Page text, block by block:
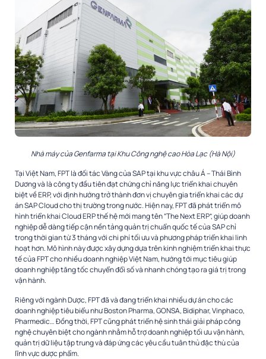
Nhà máy của Genfarma tại Khu Công nghệ cao Hòa Lạc (Hà Nội)
Tại Việt Nam, FPT là đối tác Vàng của SAP tại khu vực châu Á – Thái Bình
Dương và là công ty đầu tiên đạt chứng chỉ năng lực triển khai chuyên
biệt về ERP, với định hướng trở thành đơn vị chuyên gia triển khai các dự
án SAP Cloud cho thị trường trong nước. Hiện nay, FPT đã phát triển mô
hình triển khai Cloud ERP thế hệ mới mang tên “The Next ERP”, giúp doanh
nghiệp dễ dàng tiếp cận nền tảng quản trị chuẩn quốc tế của SAP chỉ
trong thời gian từ 3 tháng với chi phí tối ưu và phương pháp triển khai linh
hoạt hơn. Mô hình này được xây dựng dựa trên kinh nghiệm triển khai thực
tế của FPT cho nhiều doanh nghiệp Việt Nam, hướng tới mục tiêu giúp
doanh nghiệp tăng tốc chuyển đổi số và nhanh chóng tạo ra giá trị trong
vận hành.
Riêng với ngành Dược, FPT đã và đang triển khai nhiều dự án cho các
doanh nghiệp tiêu biểu như Boston Pharma, GONSA, Bidiphar, Vinphaco,
Pharmedic… Đồng thời, FPT cũng phát triển hệ sinh thái giải pháp công
nghệ chuyên biệt cho ngành nhằm hỗ trợ doanh nghiệp tối ưu vận hành,
quản trị dữ liệu tập trung và đáp ứng các yêu cầu tuân thủ đặc thù của
lĩnh vực dược phẩm.